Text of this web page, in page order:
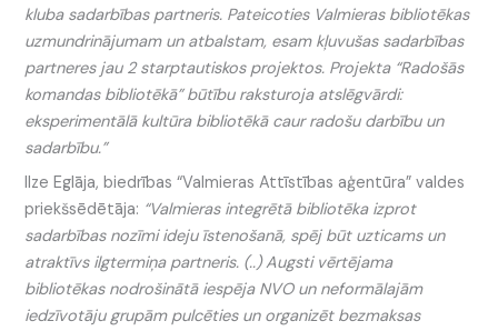
kluba sadarbības partneris. Pateicoties Valmieras bibliotēkas
uzmundrinājumam un atbalstam, esam kļuvušas sadarbības
partneres jau 2 starptautiskos projektos. Projekta “Radošās
komandas bibliotēkā” būtību raksturoja atslēgvārdi:
eksperimentālā kultūra bibliotēkā caur radošu darbību un
sadarbību.”
Ilze Eglāja, biedrības “Valmieras Attīstības aģentūra” valdes
priekšsēdētāja: “Valmieras integrētā bibliotēka izprot
sadarbības nozīmi ideju īstenošanā, spēj būt uzticams un
atraktīvs ilgtermiņa partneris. (..) Augsti vērtējama
bibliotēkas nodrošinātā iespēja NVO un neformālajām
iedzīvotāju grupām pulcēties un organizēt bezmaksas